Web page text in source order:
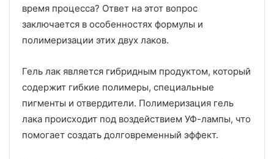
время процесса? Ответ на этот вопрос
заключается в особенностях формулы и
полимеризации этих двух лаков.
Гель лак является гибридным продуктом, который
содержит гибкие полимеры, специальные
пигменты и отвердители. Полимеризация гель
лака происходит под воздействием УФ-лампы, что
помогает создать долговременный эффект.